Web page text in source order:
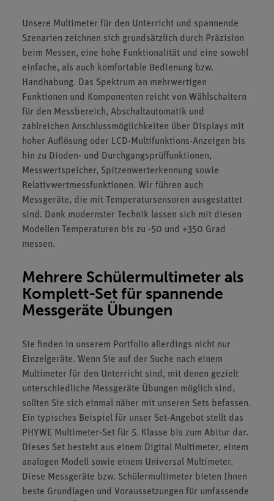
Unsere Multimeter für den Unterricht und spannende
Szenarien zeichnen sich grundsätzlich durch Präzision
beim Messen, eine hohe Funktionalität und eine sowohl
einfache, als auch komfortable Bedienung bzw.
Handhabung. Das Spektrum an mehrwertigen
Funktionen und Komponenten reicht von Wählschaltern
für den Messbereich, Abschaltautomatik und
zahlreichen Anschlussmöglichkeiten über Displays mit
hoher Auflösung oder LCD-Multifunktions-Anzeigen bis
hin zu Dioden- und Durchgangsprüffunktionen,
Messwertspeicher, Spitzenwerterkennung sowie
Relativwertmessfunktionen. Wir führen auch
Messgeräte, die mit Temperatursensoren ausgestattet
sind. Dank modernster Technik lassen sich mit diesen
Modellen Temperaturen bis zu -50 und +350 Grad
messen.
Mehrere Schülermultimeter als
Komplett-Set für spannende
Messgeräte Übungen
Sie finden in unserem Portfolio allerdings nicht nur
Einzelgeräte. Wenn Sie auf der Suche nach einem
Multimeter für den Unterricht sind, mit denen gezielt
unterschiedliche Messgeräte Übungen möglich sind,
sollten Sie sich einmal näher mit unseren Sets befassen.
Ein typisches Beispiel für unser Set-Angebot stellt das
PHYWE Multimeter-Set für 5. Klasse bis zum Abitur dar.
Dieses Set besteht aus einem Digital Multimeter, einem
analogen Modell sowie einem Universal Multimeter.
Diese Messgeräte bzw. Schülermultimeter bieten Ihnen
beste Grundlagen und Voraussetzungen für umfassende